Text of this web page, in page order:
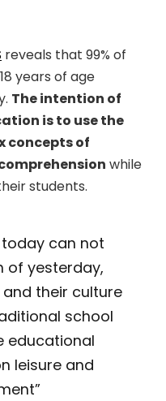
reveals that 99% of
years of age
The intention of
is to use the
concepts of
while
students.
can not
of yesterday,
their culture
school
educational
leisure and